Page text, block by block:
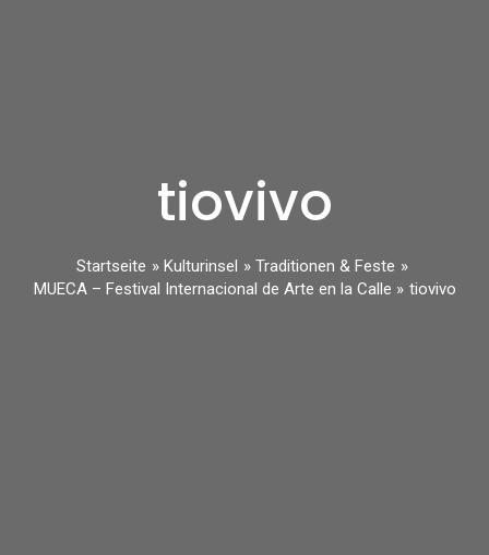
tiovivo
Startseite Kulturinsel
Traditionen & Feste
MUECA – Festival Internacional de Arte en la Calle
tiovivo